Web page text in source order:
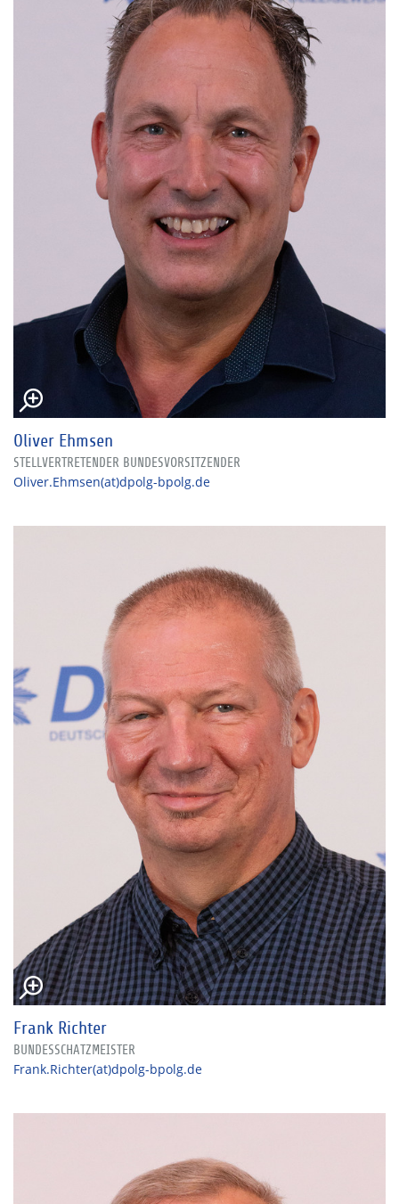
Oliver Ehmsen
STELLVERTRETENDER BUNDESVORSITZENDER
Oliver.Ehmsen(at)dpolg-bpolg.de
Frank Richter
BUNDESSCHATZMEISTER
Frank.Richter(at)dpolg-bpolg.de